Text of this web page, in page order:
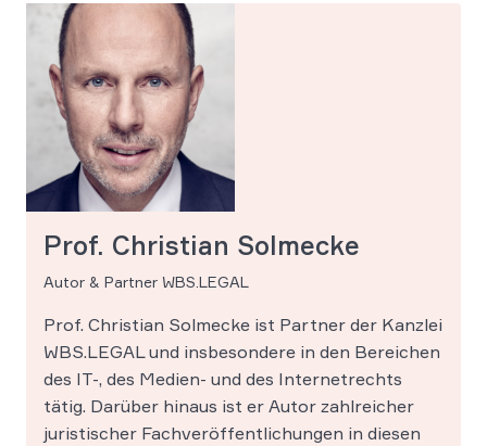
Prof. Christian Solmecke
Autor & Partner WBS.LEGAL
Prof. Christian Solmecke ist Partner der Kanzlei
WBS.LEGAL und insbesondere in den Bereichen
des IT-, des Medien- und des Internetrechts
tätig. Darüber hinaus ist er Autor zahlreicher
juristischer Fachveröffentlichungen in diesen